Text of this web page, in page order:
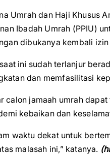
Umrah dan Haji Khusus
Ibadah Umrah (PPIU)
dibukanya kembali
ini sudah terlanjur
dan memfasilitasi
calon jamaah umrah
kebaikan dan
waktu dekat untuk
malasah ini,” katanya.